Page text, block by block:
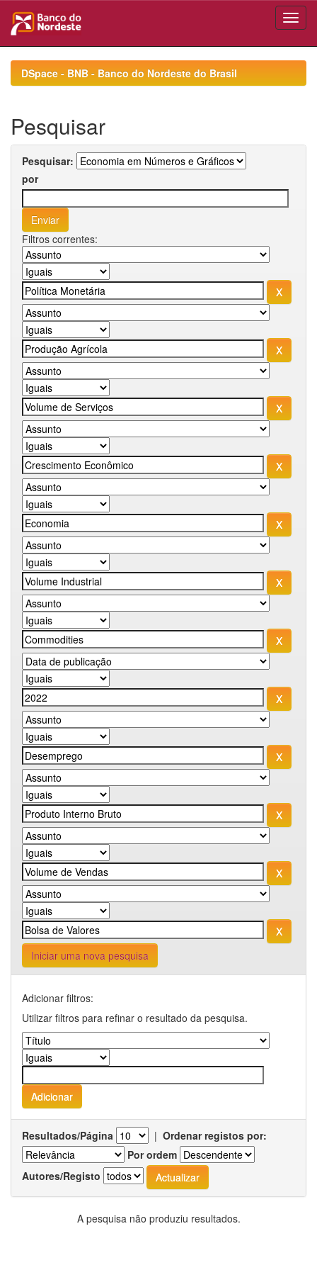
navigationDSpace - BNB - Banco do Nordeste do Brasil
Pesquisar
Pesquisar:
por
Filtros correntes:
Iniciar uma nova pesquisa
Adicionar filtros:
Utilizar filtros para refinar o resultado da pesquisa.
Resultados/Página | Ordenar registos por:
Por ordem
Autores/Registo
A pesquisa não produziu resultados.